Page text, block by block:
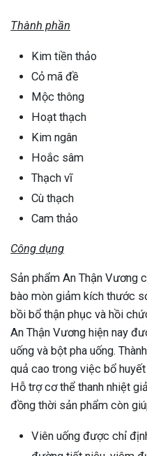
Thành phần
Kim tiền thảo
Cỏ mã đề
Mộc thông
Hoạt thạch
Kim ngân
Hoắc sâm
Thạch vĩ
Cù thạch
Cam thảo
Công dụng
Sản phẩm An Thận Vương
bào mòn giảm kích thước
bồi bổ thận phục và hồi
An Thận Vương hiện nay
uống và bột pha uống.
quả cao trong việc bổ
Hỗ trợ cơ thể thanh nhiệt
đồng thời sản phẩm còn
Viên uống được chỉ